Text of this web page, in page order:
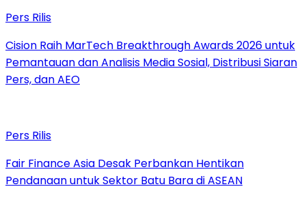
Pers Rilis
Cision Raih MarTech Breakthrough Awards 2026 untuk
Pemantauan dan Analisis Media Sosial, Distribusi Siaran
Pers, dan AEO
Pers Rilis
Fair Finance Asia Desak Perbankan Hentikan
Pendanaan untuk Sektor Batu Bara di ASEAN